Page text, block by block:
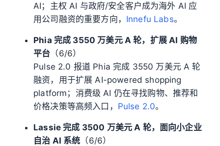
AI；主权 AI 与政府/安全客户成为海外 AI 应
用公司融资的重要方向， Innefu Labs。
Phia 完成 3550 万美元 A 轮，扩展 AI 购物
平台 （6/6）
Pulse 2.0 报道 Phia 完成 3550 万美元 A 轮
融资，用于扩展 AI-powered shopping
platform；消费级 AI 仍在寻找购物、推荐和
价格决策等高频入口， Pulse 2.0。
Lassie 完成 3500 万美元 A 轮，面向小企业
自治 AI 系统 （6/6）